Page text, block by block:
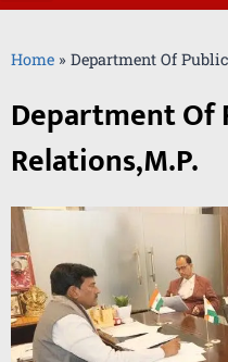
Home » Department Of
Department Of
Relations,M.P.